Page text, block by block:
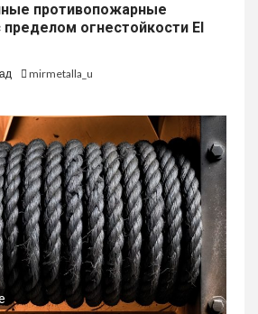
противопожарные
пределом огнестойкости EI
mirmetalla_u